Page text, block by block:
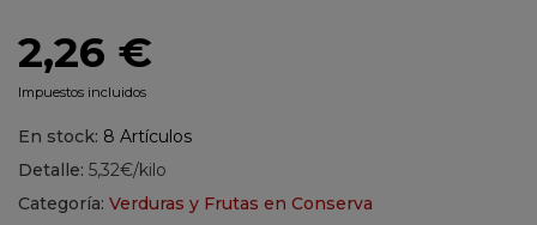
2,26 €
Impuestos incluidos
En stock: 8 Artículos
Detalle: 5,32€/kilo
Categoría: Verduras y Frutas en Conserva